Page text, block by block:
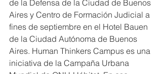
de la Defensa de la Ciudad de Buenos
Aires y Centro de Formación Judicial a
fines de septiembre en el Hotel Bauen
de la Ciudad Autónoma de Buenos
Aires. Human Thinkers Campus es una
iniciativa de la Campaña Urbana